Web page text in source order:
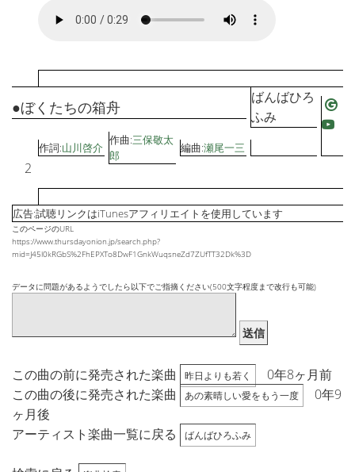
2
●ぼくたちの箱舟
ばんばひろ
ふみ
作詞:山川啓介
作曲:三保敬太
郎
編曲:瀬尾一三
広告:試聴リンクはiTunesアフィリエイトを使用しています
このページのURL
https://www.thursdayonion.jp/search.php?
mid=J45l0kRGbS%2FhEPXTo8DwF1GnkWuqsneZd7ZUfTT32Dk%3D
データに問題があるようでしたら以下でご指摘ください(500文字程度まで改行も可能)
送信
この曲の前に発売された楽曲 昨日よりも若く
0年8ヶ月前
この曲の後に発売された楽曲
あの素晴しい愛をもう一度
0年9
ヶ月後
アーティスト楽曲一覧に戻る
ばんばひろふみ